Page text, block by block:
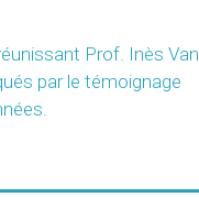
Prof. Inès Van
par le témoignage